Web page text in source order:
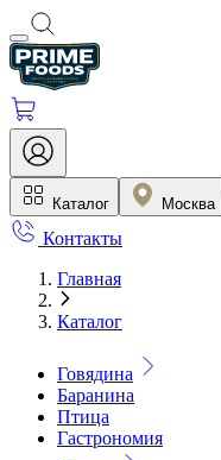
Каталог Москва
Контакты
Главная
Каталог
Говядина
Баранина
Птица
Гастрономия